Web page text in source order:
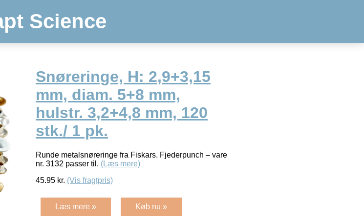
Science
Snøreringe, H: 2,9+3,15
mm, diam. 5+8 mm,
hulstr. 3,2+4,8 mm, 120
stk./ 1 pk.
Runde metalsnøreringe fra Fiskars. Fjederpunch – vare
nr. 3132 passer til. (Læs mere)
45.95 kr. (Vis fragtpris)
Læs mere » Køb nu »